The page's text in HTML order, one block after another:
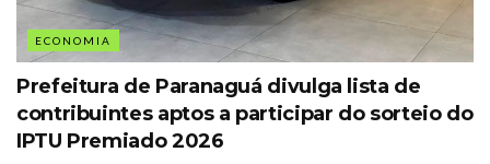
ECONOMIA
Prefeitura de Paranaguá divulga lista de
contribuintes aptos a participar do sorteio do
IPTU Premiado 2026